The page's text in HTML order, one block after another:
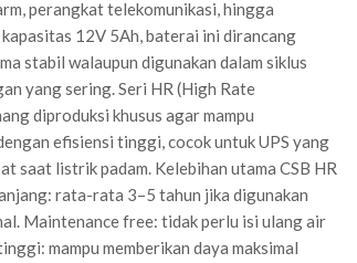
perangkat telekomunikasi, hingga
12V 5Ah, baterai ini dirancang
stabil walaupun digunakan dalam siklus
yang sering. Seri HR (High Rate
diproduksi khusus agar mampu
efisiensi tinggi, cocok untuk UPS yang
saat listrik padam. Kelebihan utama CSB HR
rata-rata 3–5 tahun jika digunakan
Maintenance free: tidak perlu isi ulang air
mampu memberikan daya maksimal